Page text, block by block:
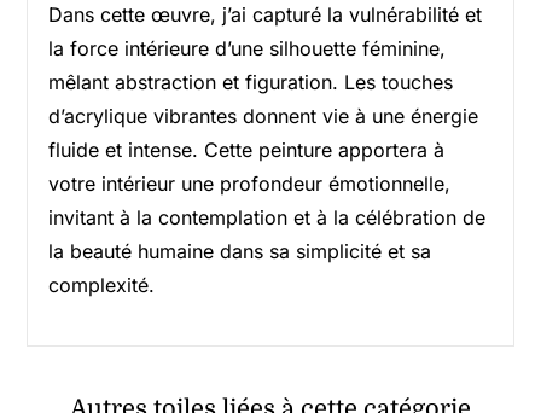
Dans cette œuvre, j’ai capturé la vulnérabilité et
la force intérieure d’une silhouette féminine,
mêlant abstraction et figuration. Les touches
d’acrylique vibrantes donnent vie à une énergie
fluide et intense. Cette peinture apportera à
votre intérieur une profondeur émotionnelle,
invitant à la contemplation et à la célébration de
la beauté humaine dans sa simplicité et sa
complexité.